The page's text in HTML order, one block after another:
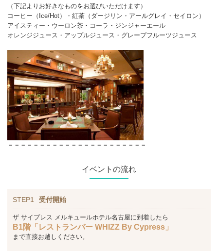
（下記よりお好きなものをお選びいただけます）
コーヒー（Ice/Hot）・紅茶（ダージリン・アールグレイ・セイロン）
アイスティー・ウーロン茶・コーラ・ジンジャーエール
オレンジジュース・アップルジュース・グレープフルーツジュース
－－－－－－－－－－－－－－－－－－－－－－
イベントの流れ
STEP1 受付開始
ザ サイプレス メルキュールホテル名古屋に到着したら
B1階「レストランバー WHIZZ By Cypress」
まで直接お越しください。